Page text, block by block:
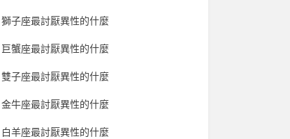
獅子座最討厭異性的什麼
巨蟹座最討厭異性的什麼
雙子座最討厭異性的什麼
金牛座最討厭異性的什麼
白羊座最討厭異性的什麼